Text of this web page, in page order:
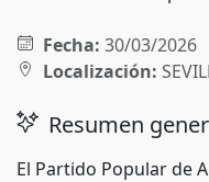
Fecha: 30/03/2026
Localización:
Resumen
El Partido Popular de